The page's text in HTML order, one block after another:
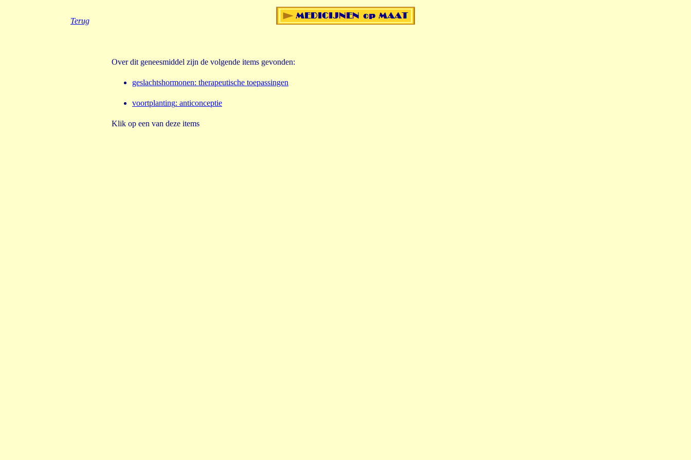
Terug
Over dit geneesmiddel zijn de volgende items gevonden:
geslachtshormonen: therapeutische toepassingen
voortplanting: anticonceptie
Klik op een van deze items